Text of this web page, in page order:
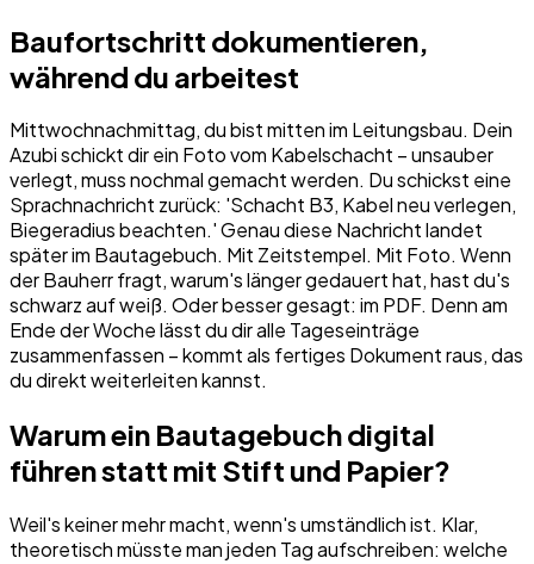
Baufortschritt dokumentieren,
während du arbeitest
Mittwochnachmittag, du bist mitten im Leitungsbau. Dein
Azubi schickt dir ein Foto vom Kabelschacht – unsauber
verlegt, muss nochmal gemacht werden. Du schickst eine
Sprachnachricht zurück: 'Schacht B3, Kabel neu verlegen,
Biegeradius beachten.' Genau diese Nachricht landet
später im Bautagebuch. Mit Zeitstempel. Mit Foto. Wenn
der Bauherr fragt, warum's länger gedauert hat, hast du's
schwarz auf weiß. Oder besser gesagt: im PDF. Denn am
Ende der Woche lässt du dir alle Tageseinträge
zusammenfassen – kommt als fertiges Dokument raus, das
du direkt weiterleiten kannst.
Warum ein Bautagebuch digital
führen statt mit Stift und Papier?
Weil's keiner mehr macht, wenn's umständlich ist. Klar,
theoretisch müsste man jeden Tag aufschreiben: welche